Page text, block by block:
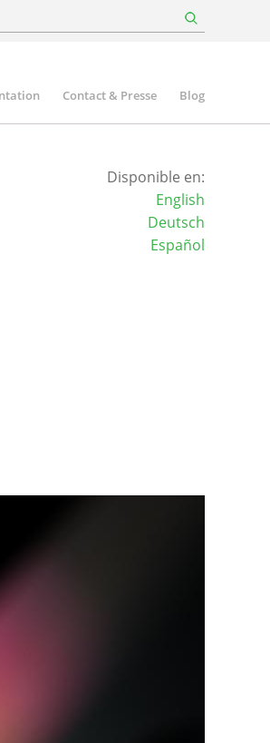
Contact & Presse Blog
Disponible en:
English
Deutsch
Español